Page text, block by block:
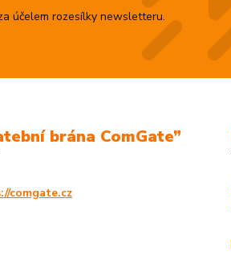
účelem rozesílky newsletteru.
brána ComGate”
comgate.cz